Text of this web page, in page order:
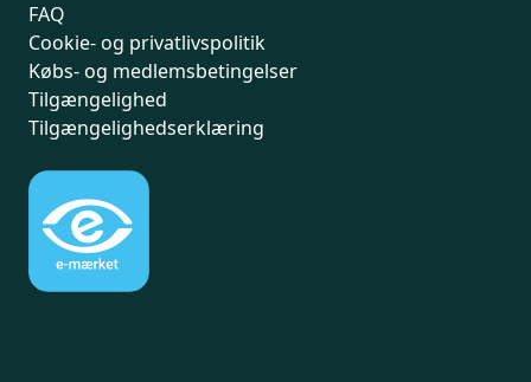
FAQ
Cookie- og privatlivspolitik
Købs- og medlemsbetingelser
Tilgængelighed
Tilgængelighedserklæring